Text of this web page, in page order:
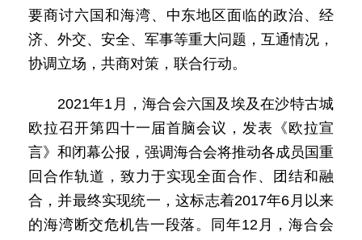
要商讨六国和海湾、中东地区面临的政治、经
济、外交、安全、军事等重大问题，互通情况，
协调立场，共商对策，联合行动。
2021年1月，海合会六国及埃及在沙特古城
欧拉召开第四十一届首脑会议，发表《欧拉宣
言》和闭幕公报，强调海合会将推动各成员国重
回合作轨道，致力于实现全面合作、团结和融
合，并最终实现统一，这标志着2017年6月以来
的海湾断交危机告一段落。同年12月，海合会